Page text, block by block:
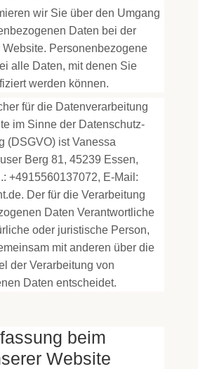
wir Sie über den Umgang
Daten bei der
Website. Personenbezogene
alle Daten, mit denen Sie
werden können.
für die Datenverarbeitung
im Sinne der Datenschutz-
(DSGVO) ist Vanessa
Berg 81, 45239 Essen,
+4915560137072, E-Mail:
Der für die Verarbeitung
Daten Verantwortliche
oder juristische Person,
mit anderen über die
der Verarbeitung von
Daten entscheidet.
beim
Website